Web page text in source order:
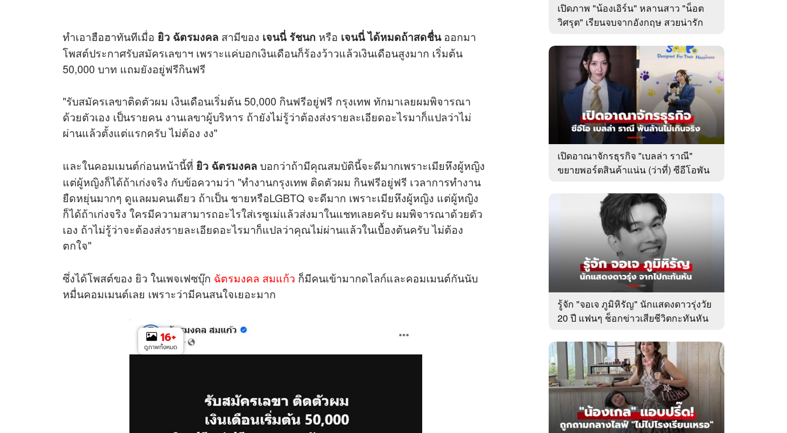
ทำเอาฮือฮาทันทีเมื่อ ยิว ฉัตรมงคล สามีของ เจนนี่ รัชนก หรือ เจนนี่ ได้หมดถ้าสดชื่นออกมา
โพสต์ประกาศรับสมัครเลขาฯ เพราะแค่บอกเงินเดือนก็ร้องว้าวแล้วเงินเดือนสูงมาก เริ่มต้น
50,000 บาท แถมยังอยู่ฟรีกินฟรี
"รับสมัครเลขาติดตัวผม เงินเดือนเริ่มต้น 50,000 กินฟรีอยู่ฟรี กรุงเทพ ทักมาเลยผมพิจารณา
ด้วยตัวเอง เป็นรายคน งานเลขาผู้บริหาร ถ้ายังไม่รู้ว่าต้องส่งรายละเอียดอะไรมาก็แปลว่าไม่
ผ่านแล้วตั้งแต่แรกครับ ไม่ต้อง งง"
และในคอมเมนต์ก่อนหน้านี้ที่ ยิว ฉัตรมงคลบอกว่าถ้ามีคุณสมบัตินี้จะดีมากเพราะเมียหึงผู้หญิง
แต่ผู้หญิงก็ได้ถ้าเก่งจริง กับข้อความว่า "ทำงานกรุงเทพ ติดตัวผม กินฟรีอยู่ฟรี เวลาการทำงาน
ยืดหยุ่นมากๆ ดูแลผมคนเดียว ถ้าเป็น ชายหรือLGBTQ จะดีมาก เพราะเมียหึงผู้หญิง แต่ผู้หญิง
ก็ได้ถ้าเก่งจริง ใครมีความสามารถอะไรใส่เรซูเม่แล้วส่งมาในแชทเลยครับ ผมพิจารณาด้วยตัว
เอง ถ้าไม่รู้ว่าจะต้องส่งรายละเอียดอะไรมาก็แปลว่าคุณไม่ผ่านแล้วในเบื้องต้นครับ ไม่ต้อง
ตกใจ"
ซึ่งได้โพสต์ของ ยิว ในเพจเฟซบุ๊ก ฉัตรมงคล สมแก้ว ก็มีคนเข้ามากดไลก์และคอมเมนต์กันนับ
หมื่นคอมเมนต์เลย เพราะว่ามีคนสนใจเยอะมาก
16+
ดูภาพทั้งหมด
เปิดภาพ "น้องเอิร์น" หลานสาว "น็อต
วิศรุต" เรียนจบจากอังกฤษ สวยน่ารัก
เปิดอาณาจักรธุรกิจ "เบลล่า ราณี"
ขยายพอร์ตสินค้าแน่น (ว่าที่) ซีอีโอพัน
รู้จัก "จอเจ ภูมิหิรัญ" นักแสดงดาวรุ่งวัย
20 ปี แฟนๆ ช็อกข่าวเสียชีวิตกะทันหัน